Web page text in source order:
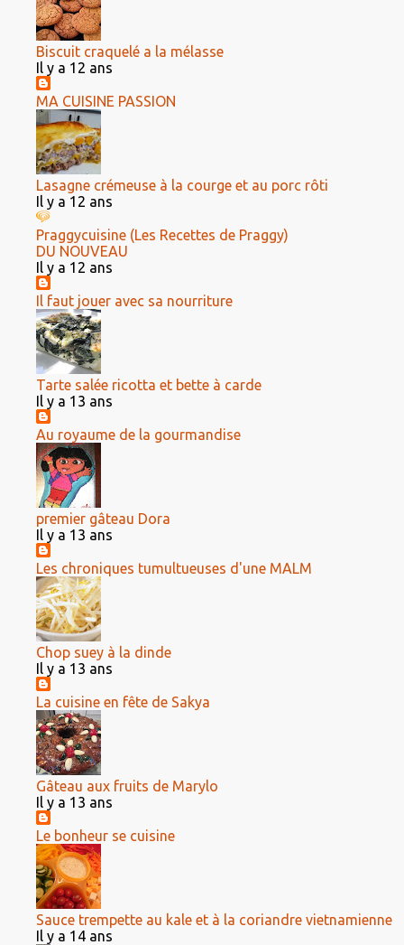
Biscuit craquelé a la mélasse
Il y a 12 ans
MA CUISINE PASSION
Lasagne crémeuse à la courge et au porc rôti
Il y a 12 ans
Praggycuisine (Les Recettes de Praggy)
DU NOUVEAU
Il y a 12 ans
Il faut jouer avec sa nourriture
Tarte salée ricotta et bette à carde
Il y a 13 ans
Au royaume de la gourmandise
premier gâteau Dora
Il y a 13 ans
Les chroniques tumultueuses d'une MALM
Chop suey à la dinde
Il y a 13 ans
La cuisine en fête de Sakya
Gâteau aux fruits de Marylo
Il y a 13 ans
Le bonheur se cuisine
Sauce trempette au kale et à la coriandre vietnamienne
Il y a 14 ans